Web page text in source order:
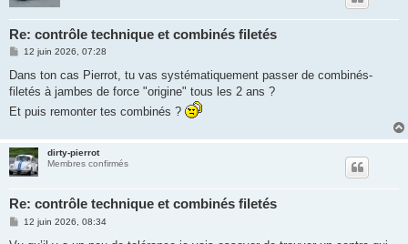
Re: contrôle technique et combinés filetés
M
s
a
e
12 juin 2026, 07:28
Dans ton cas Pierrot, tu vas systématiquement passer de combinés-
filetés à jambes de force "origine" tous les 2 ans ?
Et puis remonter tes combinés ?
dirty-pierrot
Membres confirmés
Re: contrôle technique et combinés filetés
M12 juin 2026, 08:34